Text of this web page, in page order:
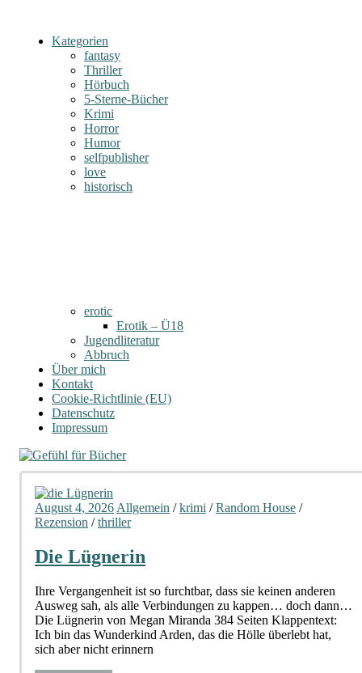
Kategorien
fantasy
Thriller
Hörbuch
5-Sterne-Bücher
Krimi
Horror
Humor
selfpublisher
love
historisch
erotic
Erotik – Ü18
Jugendliteratur
Abbruch
Über mich
Kontakt
Cookie-Richtlinie (EU)
Datenschutz
Impressum
August 4, 2026 Allgemein /krimi /Random House /
Rezension /thriller
Die Lügnerin
Ihre Vergangenheit ist so furchtbar, dass sie keinen anderen
Ausweg sah, als alle Verbindungen zu kappen… doch dann…
Die Lügnerin von Megan Miranda 384 Seiten Klappentext:
Ich bin das Wunderkind Arden, das die Hölle überlebt hat,
sich aber nicht erinnern